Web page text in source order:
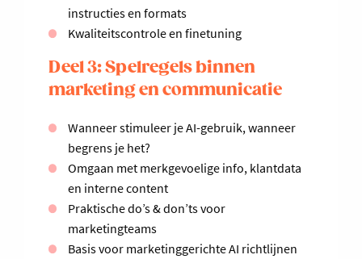
instructies en formats
Kwaliteitscontrole en finetuning
Deel 3: Spelregels binnen
marketing en communicatie
Wanneer stimuleer je AI-gebruik, wanneer
begrens je het?
Omgaan met merkgevoelige info, klantdata
en interne content
Praktische do’s & don’ts voor
marketingteams
Basis voor marketinggerichte AI richtlijnen